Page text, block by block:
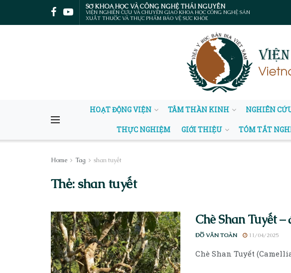
SỞ KHOA HỌC VÀ CÔNG NGHỆ THÁI NGUYÊN
VIỆN NGHIÊN CỨU VÀ CHUYỂN GIAO KHOA HỌC CÔNG NGHỆ SẢN
XUẤT THUỐC VÀ THỰC PHẨM BẢO VỆ SỨC KHỎE
HOẠT ĐỘNG VIỆN TÂM THẦN KINH NGHIÊN
THỰC NGHIỆM GIỚI THIỆU TÓM TẮT
Home Tag shan tuyết
Thẻ:shan tuyết
Chè Shan Tuyết
ĐỖ VĂN TOÀN 11/04/2025
Chè Shan Tuyết